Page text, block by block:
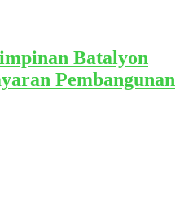
Batalyon
Pembangunan